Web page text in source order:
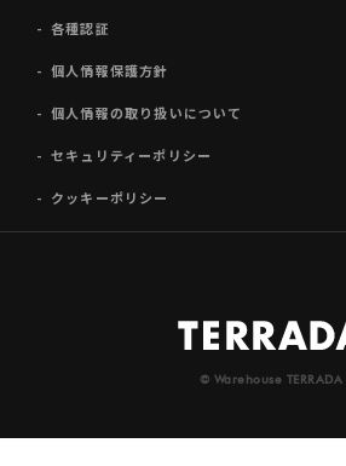
各種認証
個人情報保護方針
個人情報の取り扱いについて
セキュリティーポリシー
クッキーポリシー
© Warehouse TERRADA